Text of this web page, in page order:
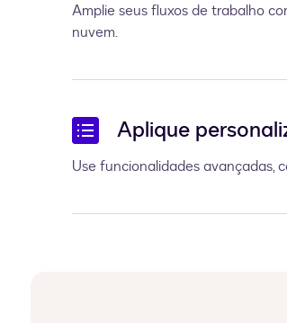
Amplie seus fluxos de trabalho
nuvem.
Aplique
Use funcionalidades avançadas,